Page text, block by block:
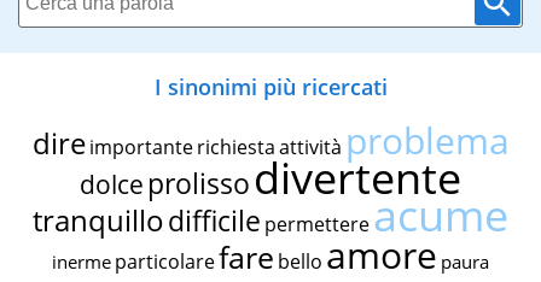
I sinonimi più ricercati
dire importante richiestaattività problema
dolce prolissodivertente
tranquillodifficile permettereacume
inerme particolarefare bello amore paura